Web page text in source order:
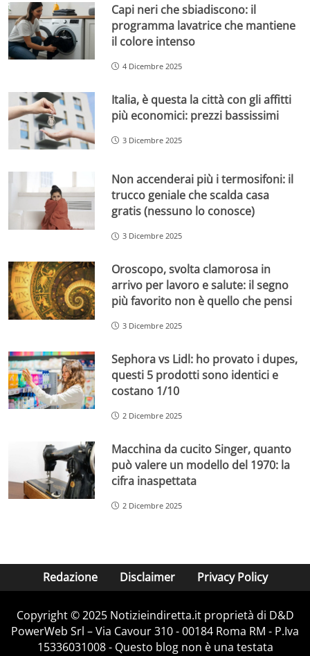
Capi neri che sbiadiscono: il
programma lavatrice che mantiene
il colore intenso
4 Dicembre 2025
Italia, è questa la città con gli affitti
più economici: prezzi bassissimi
3 Dicembre 2025
Non accenderai più i termosifoni: il
trucco geniale che scalda casa
gratis (nessuno lo conosce)
3 Dicembre 2025
Oroscopo, svolta clamorosa in
arrivo per lavoro e salute: il segno
più favorito non è quello che pensi
3 Dicembre 2025
Sephora vs Lidl: ho provato i dupes,
questi 5 prodotti sono identici e
costano 1/10
2 Dicembre 2025
Macchina da cucito Singer, quanto
può valere un modello del 1970: la
cifra inaspettata
2 Dicembre 2025
Redazione Disclaimer Privacy Policy
Copyright © 2025 Notizieindiretta.it proprietà di D&D
PowerWeb Srl – Via Cavour 310 - 00184 Roma RM - P.Iva
15336031008 - Questo blog non è una testata